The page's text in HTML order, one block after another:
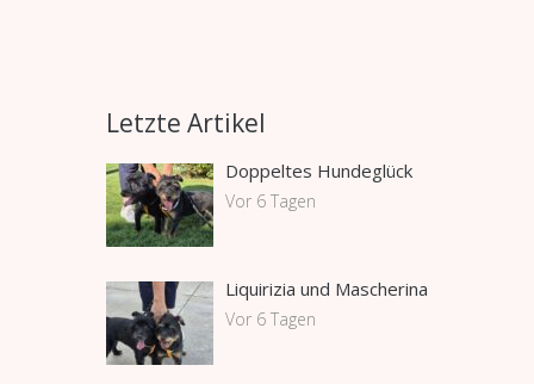
Letzte Artikel
Doppeltes Hundeglück
Vor 6 Tagen
Liquirizia und Mascherina
Vor 6 Tagen